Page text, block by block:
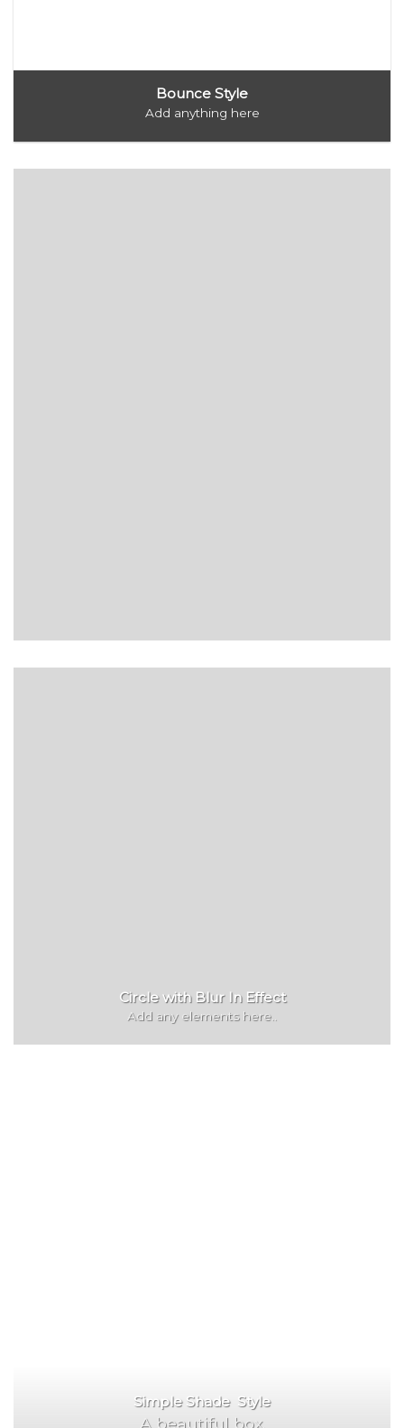
Bounce Style
Add anything here
Circle with Blur In Effect
Add any elements here..
Simple Shade Style
A beautiful box.